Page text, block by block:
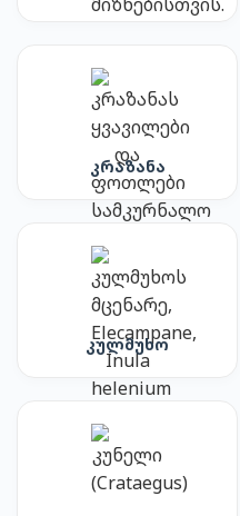
კრაზანა
კულმუხო